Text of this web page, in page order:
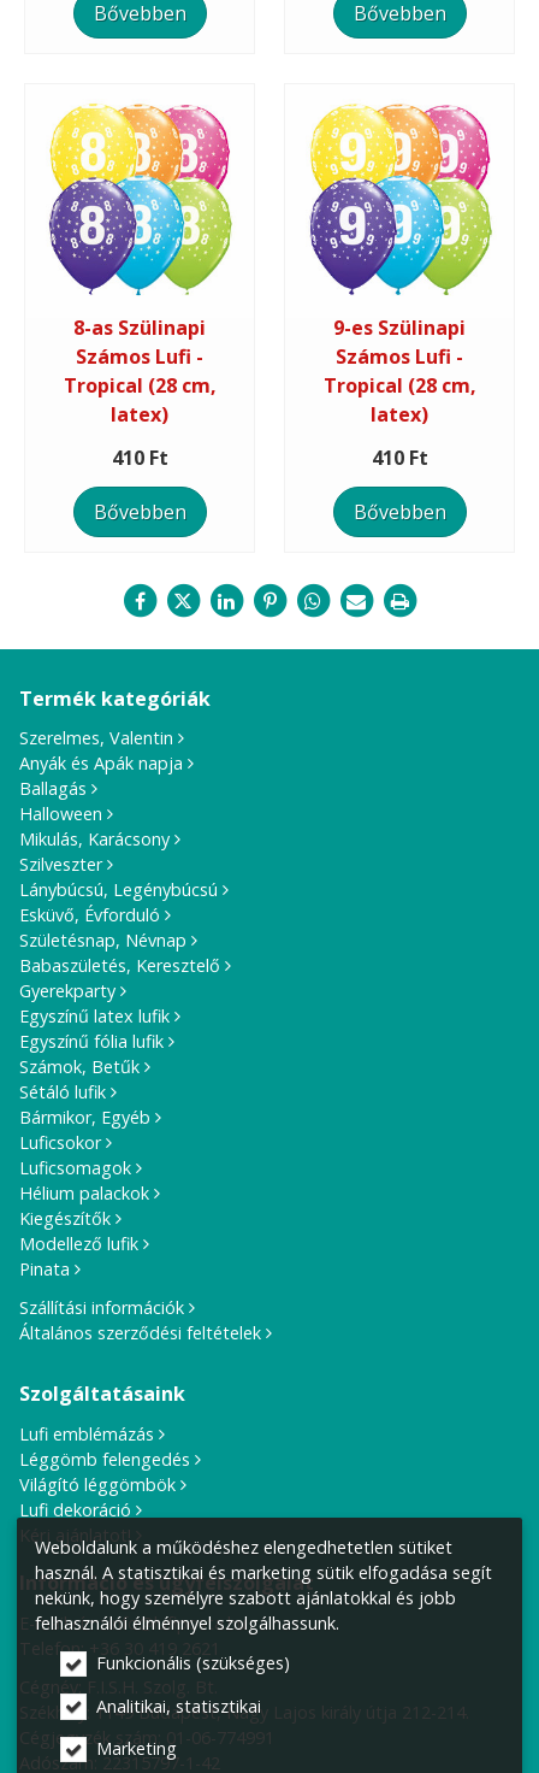
Bővebben Bővebben
8-as Szülinapi
Számos Lufi -
Tropical (28 cm,
latex)
410 Ft
Bővebben
9-es Szülinapi
Számos Lufi -
Tropical (28 cm,
latex)
410 Ft
Bővebben
Termék kategóriák
Szerelmes, Valentin
Anyák és Apák napja
Ballagás
Halloween
Mikulás, Karácsony
Szilveszter
Lánybúcsú, Legénybúcsú
Esküvő, Évforduló
Születésnap, Névnap
Babaszületés, Keresztelő
Gyerekparty
Egyszínű latex lufik
Egyszínű fólia lufik
Számok, Betűk
Sétáló lufik
Bármikor, Egyéb
Luficsokor
Luficsomagok
Hélium palackok
Kiegészítők
Modellező lufik
Pinata
Szállítási információk
Általános szerződési feltételek
Szolgáltatásaink
Lufi emblémázás
Léggömb felengedés
Világító léggömbök
Lufi dekoráció
Kérj ajánlatot!
Információ és ügyfélszolgálat
E-mail cím:info@lufiposta.hu
Telefon:+36 30 419 2621
Cégnév: F.I.S.H. Szolg. Bt.
Székhely: 1149 Budapest, Nagy Lajos király útja 212-214.
Cégjegyzék szám: 01-06-774991
Adószám: 22315797-1-42
Weboldalunk a működéshez elengedhetetlen sütiket
használ. A statisztikai és marketing sütik elfogadása segít
nekünk, hogy személyre szabott ajánlatokkal és jobb
felhasználói élménnyel szolgálhassunk.
Funkcionális (szükséges)
Analitikai, statisztikai
Marketing